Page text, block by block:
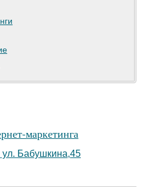
маркетинга
ул. Бабушкина,45